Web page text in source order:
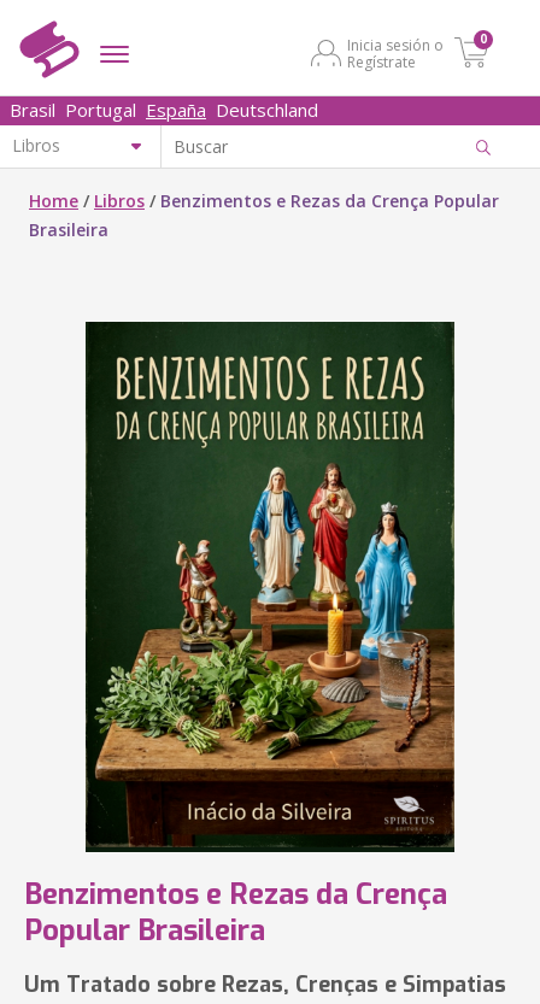
Inicia sesión o
Regístrate
0
Brasil Portugal España Deutschland
Home / Libros / Benzimentos e Rezas da Crença Popular
Brasileira
Benzimentos e Rezas da Crença
Popular Brasileira
Um Tratado sobre Rezas, Crenças e Simpatias